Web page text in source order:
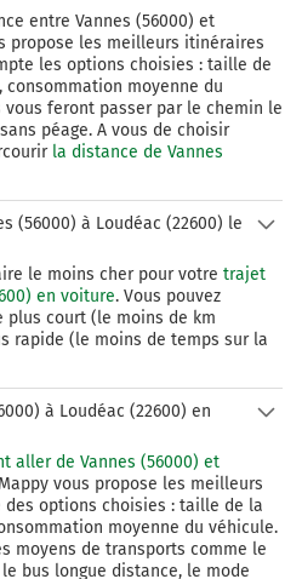
entre Vannes (56000) et
propose les meilleurs itinéraires
les options choisies : taille de
moyenne du
feront passer par le chemin le
péage. A vous de choisir
la distance de Vannes
(56000) à Loudéac (22600) le
le moins cher pour votre trajet
en voiture. Vous pouvez
court (le moins de km
rapide (le moins de temps sur la
à Loudéac (22600) en
aller de Vannes (56000) et
vous propose les meilleurs
options choisies : taille de la
moyenne du véhicule.
moyens de transports comme le
bus longue distance, le mode